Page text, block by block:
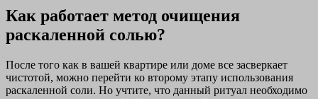
Как работает метод очищения
раскаленной солью?
После того как в вашей квартире или доме все засверкает
чистотой, можно перейти ко второму этапу использования
раскаленной соли. Но учтите, что данный ритуал необходимо